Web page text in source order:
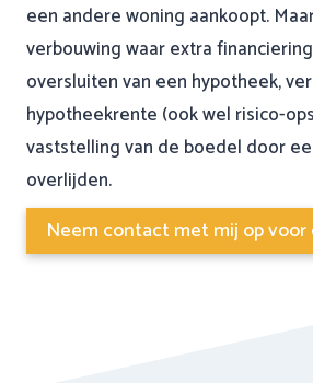
een andere woning aankoopt.
verbouwing waar extra
oversluiten van een hypotheek,
hypotheekrente (ook wel risico-
vaststelling van de boedel door
overlijden.
Neem contact met mij op